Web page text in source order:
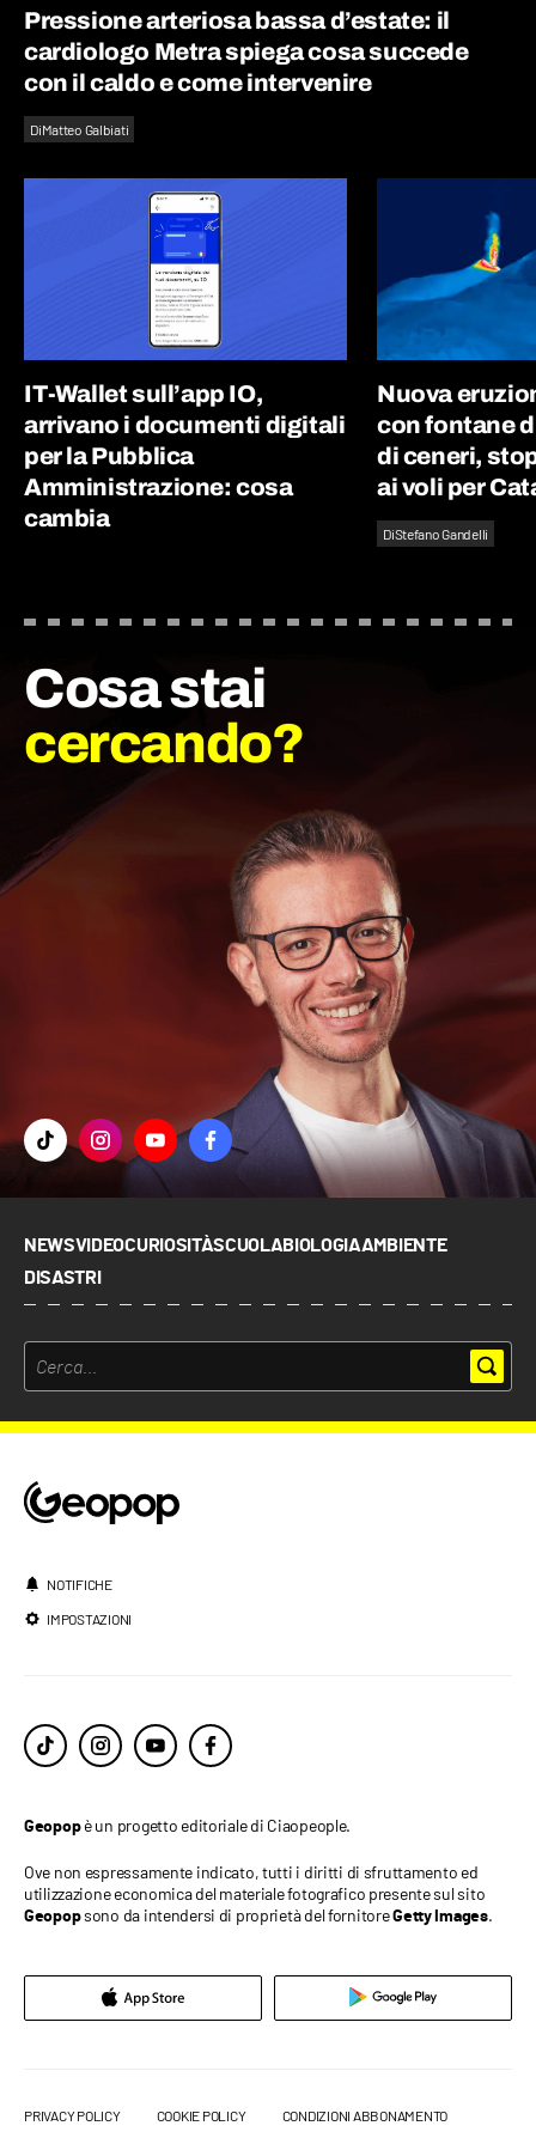
Pressione arteriosa bassa d’estate: il
cardiologo Metra spiega cosa succede
con il caldo e come intervenire
DiMatteo Galbiati
IT-Wallet sull’app IO,
arrivano i documenti digitali
per la Pubblica
Amministrazione: cosa
cambia
Nuova
con fontane
di ceneri,
ai voli per
DiStefano Gandelli
Cosa stai
cercando?
NEWSVIDEOCURIOSITÀSCUOLABIOLOGIAAMBIENTE
DISASTRI
NOTIFICHE
IMPOSTAZIONI
Geopopè un progetto editoriale di Ciaopeople.
Ove non espressamente indicato, tutti i diritti di sfruttamento ed
utilizzazione economica del materiale fotografico presente sul sito
Geopopsono da intendersi di proprietà del fornitoreGetty Images.
PRIVACY POLICY COOKIE POLICY CONDIZIONI ABBONAMENTO